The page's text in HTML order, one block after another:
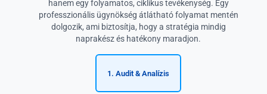
hanem egy folyamatos, ciklikus tevékenység. Egy
professzionális ügynökség átlátható folyamat mentén
dolgozik, ami biztosítja, hogy a stratégia mindig
naprakész és hatékony maradjon.
1. Audit & Analízis